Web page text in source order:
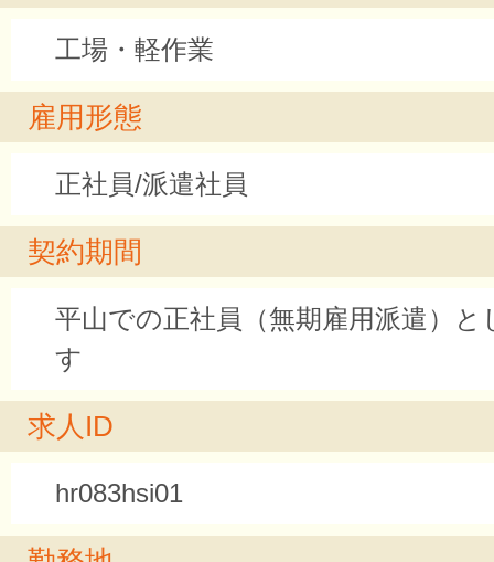
工場・軽作業
雇用形態
正社員/派遣社員
契約期間
平山での正社員（無期雇用派遣）と
す
求人ID
hr083hsi01